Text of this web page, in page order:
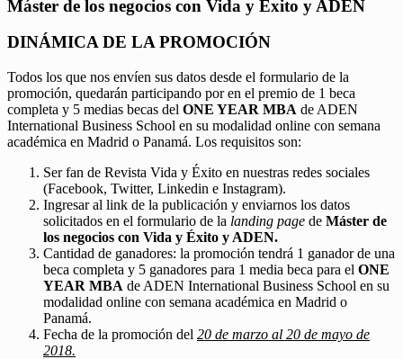
Máster de los negocios con Vida y Éxito y ADEN
DINÁMICA DE LA PROMOCIÓN
Todos los que nos envíen sus datos desde el formulario de la
promoción, quedarán participando por en el premio de 1 beca
completa y 5 medias becas del ONE YEAR MBA de ADEN
International Business School en su modalidad online con semana
académica en Madrid o Panamá. Los requisitos son:
Ser fan de Revista Vida y Éxito en nuestras redes sociales
(Facebook, Twitter, Linkedin e Instagram).
Ingresar al link de la publicación y enviarnos los datos
solicitados en el formulario de la landing page de Máster de
los negocios con Vida y Éxito y ADEN.
Cantidad de ganadores: la promoción tendrá 1 ganador de una
beca completa y 5 ganadores para 1 media beca para el ONE
YEAR MBA de ADEN International Business School en su
modalidad online con semana académica en Madrid o
Panamá.
Fecha de la promoción del 20 de marzo al 20 de mayo de
2018.